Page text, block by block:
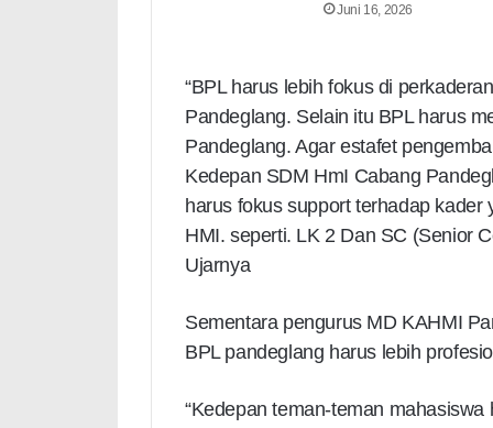
Juni 16, 2026
“BPL harus lebih fokus di
Pandeglang. Selain itu BPL harus
Pandeglang. Agar estafet
Kedepan SDM HmI Cabang
harus fokus support terhadap
HMI. seperti. LK 2 Dan SC (Senior
Ujarnya
Sementara pengurus MD KAHMI
BPL pandeglang harus lebih
“Kedepan teman-teman